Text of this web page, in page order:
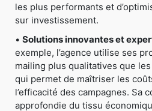
les plus performants et
sur investissement.
• Solutions innovantes et
exemple, l’agence utilise ses
mailing plus qualitatives que
qui permet de maîtriser les
l’efficacité des campagnes. Sa
approfondie du tissu